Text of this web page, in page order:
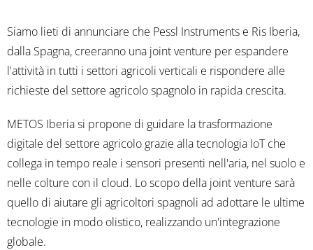
Siamo lieti di annunciare che Pessl Instruments e Ris Iberia,
dalla Spagna, creeranno una joint venture per espandere
l'attività in tutti i settori agricoli verticali e rispondere alle
richieste del settore agricolo spagnolo in rapida crescita.
METOS Iberia si propone di guidare la trasformazione
digitale del settore agricolo grazie alla tecnologia IoT che
collega in tempo reale i sensori presenti nell'aria, nel suolo e
nelle colture con il cloud. Lo scopo della joint venture sarà
quello di aiutare gli agricoltori spagnoli ad adottare le ultime
tecnologie in modo olistico, realizzando un'integrazione
globale.